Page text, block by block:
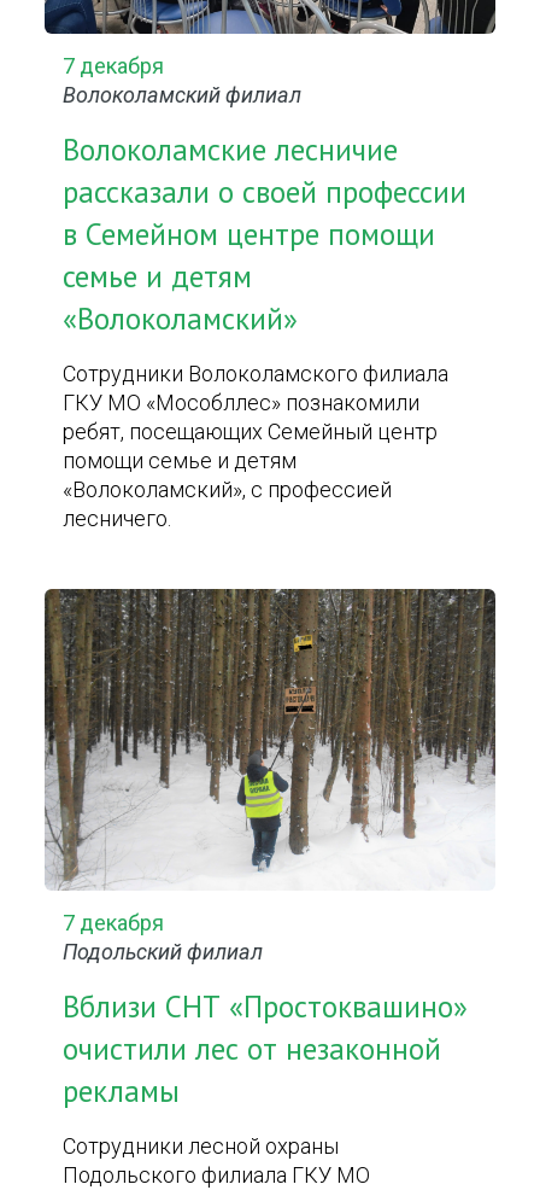
7 декабря
Волоколамский филиал
Волоколамские лесничие
рассказали о своей профессии
в Семейном центре помощи
семье и детям
«Волоколамский»
Сотрудники Волоколамского филиала
ГКУ МО «Мособллес» познакомили
ребят, посещающих Семейный центр
помощи семье и детям
«Волоколамский», с профессией
лесничего.
7 декабря
Подольский филиал
Вблизи СНТ «Простоквашино»
очистили лес от незаконной
рекламы
Сотрудники лесной охраны
Подольского филиала ГКУ МО